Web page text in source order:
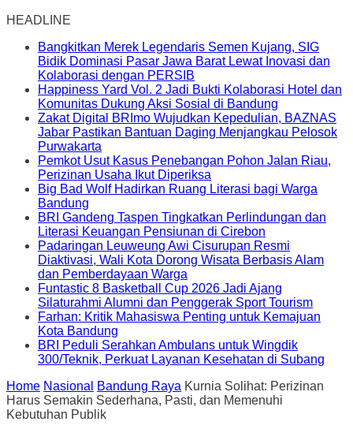
HEADLINE
Bangkitkan Merek Legendaris Semen Kujang, SIG
Bidik Dominasi Pasar Jawa Barat Lewat Inovasi dan
Kolaborasi dengan PERSIB
Happiness Yard Vol. 2 Jadi Bukti Kolaborasi Hotel dan
Komunitas Dukung Aksi Sosial di Bandung
Zakat Digital BRImo Wujudkan Kepedulian, BAZNAS
Jabar Pastikan Bantuan Daging Menjangkau Pelosok
Purwakarta
Pemkot Usut Kasus Penebangan Pohon Jalan Riau,
Perizinan Usaha Ikut Diperiksa
Big Bad Wolf Hadirkan Ruang Literasi bagi Warga
Bandung
BRI Gandeng Taspen Tingkatkan Perlindungan dan
Literasi Keuangan Pensiunan di Cirebon
Padaringan Leuweung Awi Cisurupan Resmi
Diaktivasi, Wali Kota Dorong Wisata Berbasis Alam
dan Pemberdayaan Warga
Funtastic 8 Basketball Cup 2026 Jadi Ajang
Silaturahmi Alumni dan Penggerak Sport Tourism
Farhan: Kritik Mahasiswa Penting untuk Kemajuan
Kota Bandung
BRI Peduli Serahkan Ambulans untuk Wingdik
300/Teknik, Perkuat Layanan Kesehatan di Subang
Home Nasional Bandung Raya Kurnia Solihat: Perizinan
Harus Semakin Sederhana, Pasti, dan Memenuhi
Kebutuhan Publik